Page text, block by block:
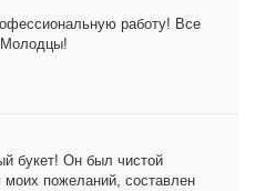
работу! Все
букет! Он был чистой
пожеланий, составлен